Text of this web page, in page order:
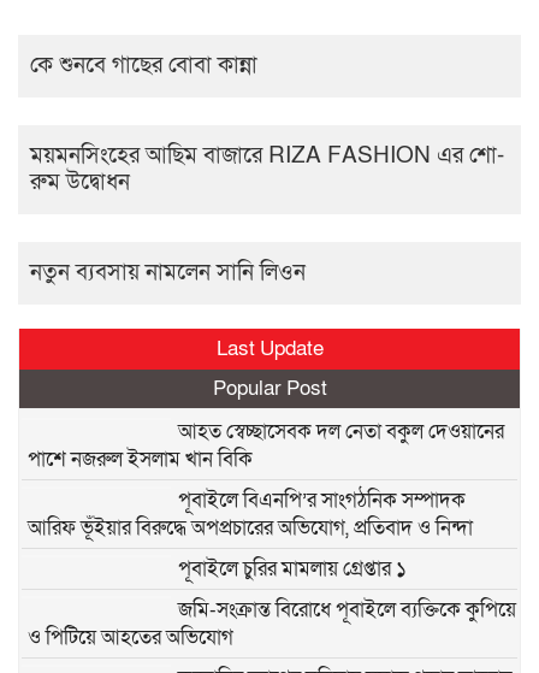
কে শুনবে গাছের বোবা কান্না
ময়মনসিংহের আছিম বাজারে RIZA FASHION এর শো-
রুম উদ্বোধন
নতুন ব্যবসায় নামলেন সানি লিওন
Last Update
Popular Post
আহত স্বেচ্ছাসেবক দল নেতা বকুল দেওয়ানের
পাশে নজরুল ইসলাম খান বিকি
পূবাইলে বিএনপি’র সাংগঠনিক সম্পাদক
আরিফ ভূঁইয়ার বিরুদ্ধে অপপ্রচারের অভিযোগ, প্রতিবাদ ও নিন্দা
পূবাইলে চুরির মামলায় গ্রেপ্তার ১
জমি-সংক্রান্ত বিরোধে পূবাইলে ব্যক্তিকে কুপিয়ে
ও পিটিয়ে আহতের অভিযোগ